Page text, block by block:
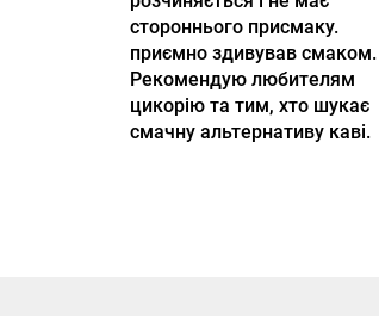
стороннього присмаку.
приємно здивував смаком.
Рекомендую любителям
цикорію та тим, хто шукає
смачну альтернативу каві.